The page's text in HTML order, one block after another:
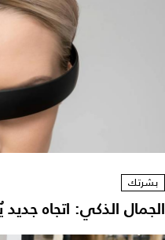
بشرتك
الذكي: اتجاه